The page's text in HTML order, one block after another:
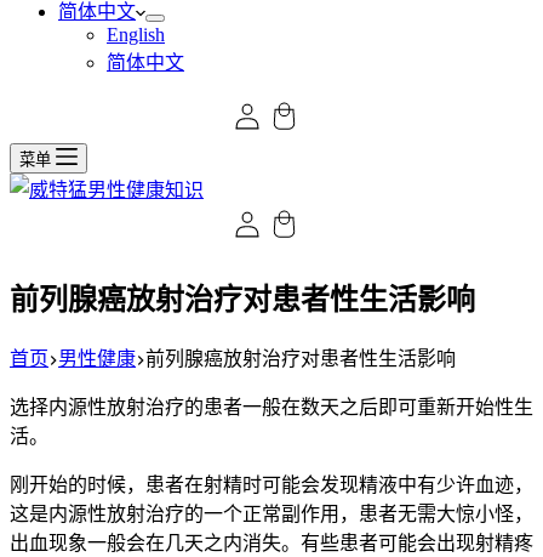
简体中文
English
简体中文
菜单
前列腺癌放射治疗对患者性生活影响
首页 男性健康 前列腺癌放射治疗对患者性生活影响
选择内源性放射治疗的患者一般在数天之后即可重新开始性生
活。
刚开始的时候，患者在射精时可能会发现精液中有少许血迹，
这是内源性放射治疗的一个正常副作用，患者无需大惊小怪，
出血现象一般会在几天之内消失。有些患者可能会出现射精疼